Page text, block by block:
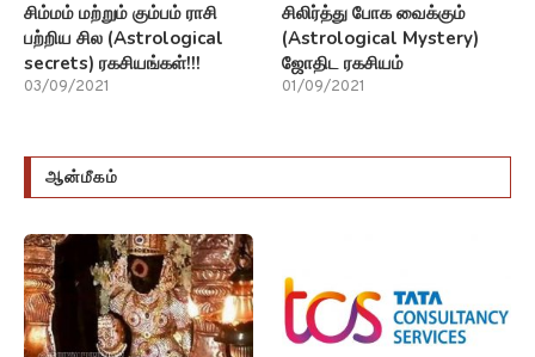
சிம்மம் மற்றும் கும்பம் ராசி
பற்றிய சில (Astrological
secrets) ரகசியங்கள்!!!
03/09/2021
சிலிர்த்து போக வைக்கும்
(Astrological Mystery)
ஜோதிட ரகசியம்
01/09/2021
ஆன்மீகம்